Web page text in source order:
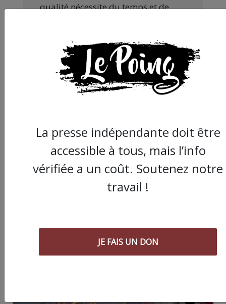
qualité nécessite du temps et de
ses amis… Pourvu que ça dure ! Ça
tombe bien, ça ne tient qu’à vous :
JE FAIS UN DON
Partager
cet article :
ARTICLE SUIVANT :
La presse indépendante doit être
accessible à tous, mais l’info
vérifiée a un coût. Soutenez notre
travail !
JE FAIS UN DON